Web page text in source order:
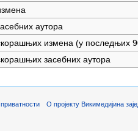
аутора
измена (у последњих
засебних аутора
О пројекту Викимедијина